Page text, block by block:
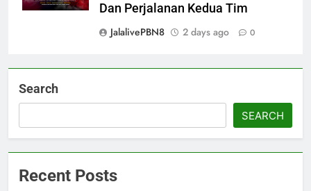
Dan Perjalanan Kedua Tim
JalalivePBN8
2 days ago 0
Search
SEARCH
Recent Posts